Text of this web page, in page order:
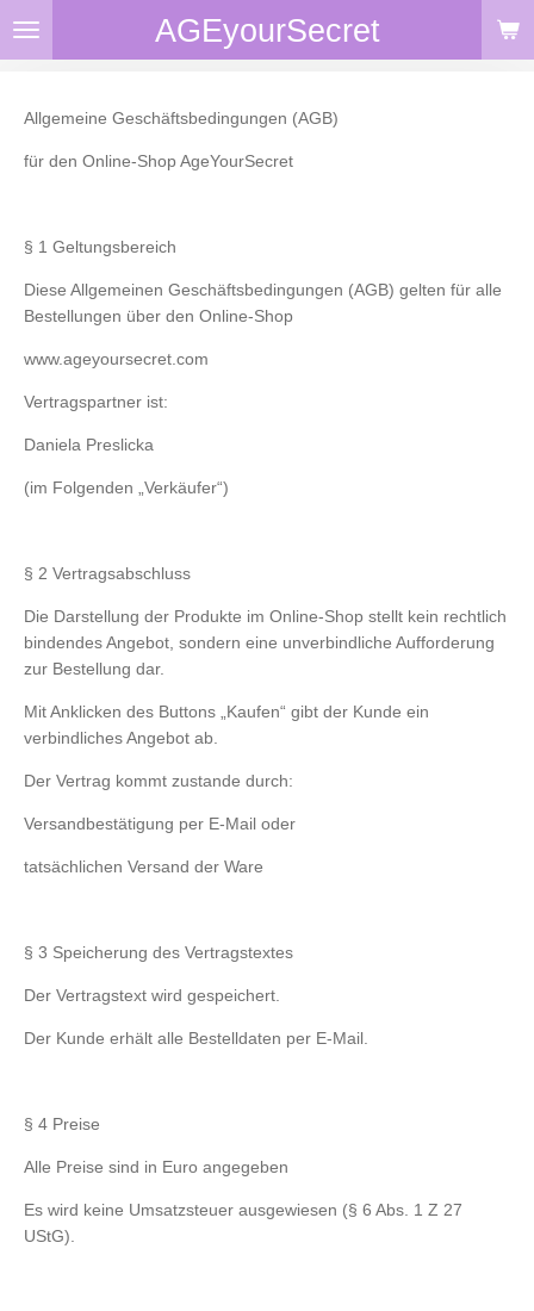
Zum
AGEyourSecret
Allgemeine Geschäftsbedingungen (AGB)
für den Online-Shop AgeYourSecret
§ 1 Geltungsbereich
Diese Allgemeinen Geschäftsbedingungen (AGB) gelten für alle
Bestellungen über den Online-Shop
www.ageyoursecret.com⁠
Vertragspartner ist:
Daniela Preslicka
(im Folgenden „Verkäufer“)
§ 2 Vertragsabschluss
Die Darstellung der Produkte im Online-Shop stellt kein rechtlich
bindendes Angebot, sondern eine unverbindliche Aufforderung
zur Bestellung dar.
Mit Anklicken des Buttons „Kaufen“ gibt der Kunde ein
verbindliches Angebot ab.
Der Vertrag kommt zustande durch:
Versandbestätigung per E-Mail oder
tatsächlichen Versand der Ware
§ 3 Speicherung des Vertragstextes
Der Vertragstext wird gespeichert.
Der Kunde erhält alle Bestelldaten per E-Mail.
§ 4 Preise
Alle Preise sind in Euro angegeben
Es wird keine Umsatzsteuer ausgewiesen (§ 6 Abs. 1 Z 27
UStG).